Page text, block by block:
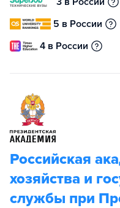
5 в России
4 в России
Российская
хозяйства и
службы при